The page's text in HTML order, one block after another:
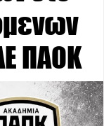
ΠΑΟΚ